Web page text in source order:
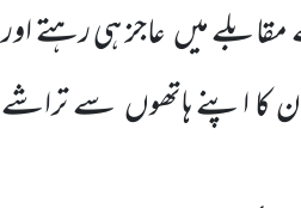
میںعاجز ہی رہتے اور
کا اپنے ہاتھوںسے تراشے